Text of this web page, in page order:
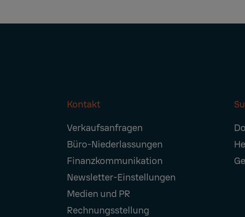
Footer
Navigation
Kontakt
Verkaufsanfragen
Büro-Niederlassungen
Finanzkommunikation
Newsletter-Einstellungen
Medien und PR
Rechnungsstellung